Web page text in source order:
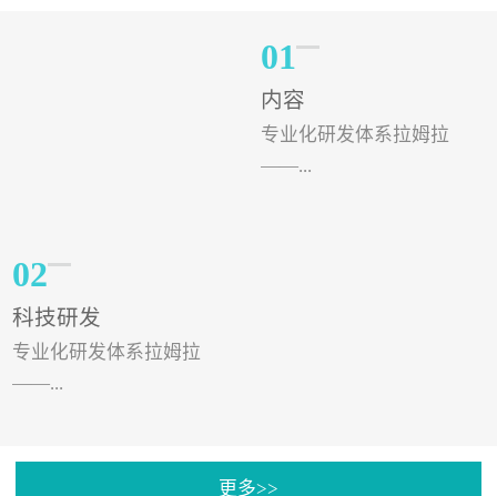
01
内容
专业化研发体系拉姆拉
——...
02
科技研发
专业化研发体系拉姆拉
——...
更多>>